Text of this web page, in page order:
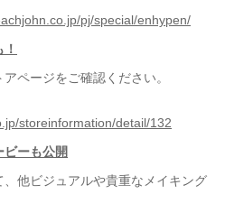
pj/special/enhypen/
ページをご確認ください。
storeinformation/detail/132
ーも公開
他ビジュアルや貴重なメイキング